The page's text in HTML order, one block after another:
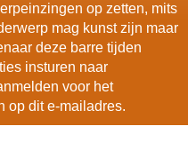
op zetten, mits
mag kunst zijn maar
deze barre tijden
insturen naar
voor het
op dit e-mailadres.